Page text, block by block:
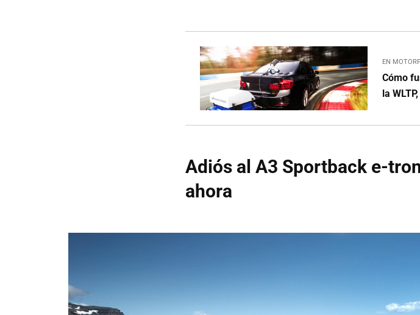
EN
Cómo
la
Adiós al A3 Sportback e-
ahora